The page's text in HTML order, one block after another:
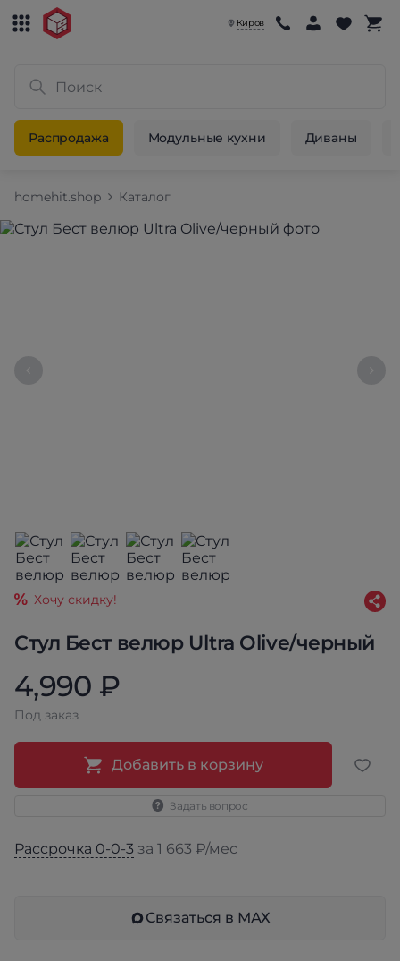
Киров
Распродажа Модульные кухни Диваны
homehit.shop Каталог
Стул Бест велюр Ultra Olive/черный
Хочу скидку!
4,990 ₽
Под заказ
Добавить в корзину
Задать вопрос
Рассрочка 0-0-3 за 1 663 ₽/мес
Связаться в МАХ